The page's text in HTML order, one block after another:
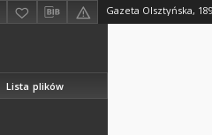
Gazeta Olsztyńska,
Lista plików